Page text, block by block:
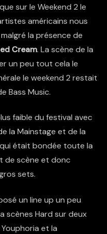
sur le Weekend 2 le
américains nous
la présence de
Cream. La scène de la
un peu tout cela le
le weekend 2 restait
Bass Music.
faible du festival avec
la Mainstage et de la
était bondée toute la
de scène et donc
sets.
un line up un peu
scènes Hard sur deux
et la